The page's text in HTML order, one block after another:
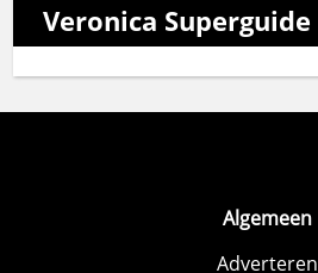
Veronica Superguide
Algemeen
Adverteren